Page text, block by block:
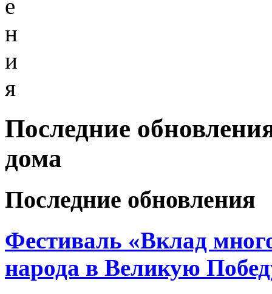
е
н
и
я
Последние
дома
Последние обновления
Фестиваль «Вклад
народа в Великую